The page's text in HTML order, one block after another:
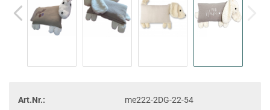
Art.Nr.:
me222-2DG-22-54